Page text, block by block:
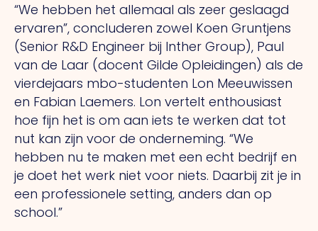
“We hebben het allemaal als zeer geslaagd
ervaren”, concluderen zowel Koen Gruntjens
(Senior R&D Engineer bij Inther Group), Paul
van de Laar (docent Gilde Opleidingen) als de
vierdejaars mbo-studenten Lon Meeuwissen
en Fabian Laemers. Lon vertelt enthousiast
hoe fijn het is om aan iets te werken dat tot
nut kan zijn voor de onderneming. “We
hebben nu te maken met een echt bedrijf en
je doet het werk niet voor niets. Daarbij zit je in
een professionele setting, anders dan op
school.”